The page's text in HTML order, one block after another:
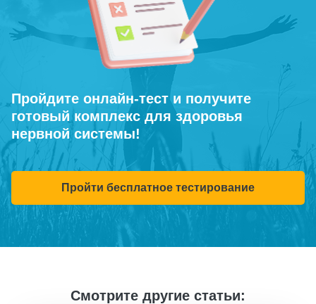
Пройдите онлайн-тест и получите
готовый комплекс для здоровья
нервной системы!
Пройти бесплатное тестирование
Смотрите другие статьи: